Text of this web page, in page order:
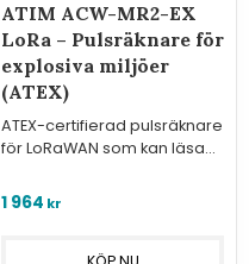
ATIM ACW-MR2-EX
LoRa – Pulsräknare för
explosiva miljöer
(ATEX)
ATEX-certifierad pulsräknare
för LoRaWAN som kan läsa
miljöer.
1 964 kr